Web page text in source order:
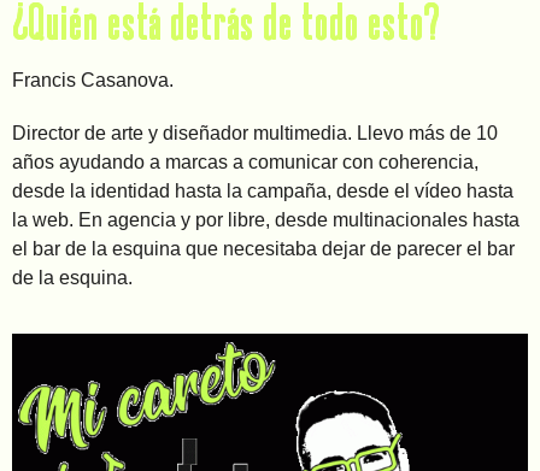
¿Quién está detrás de todo esto?
Francis Casanova.
Director de arte y diseñador multimedia. Llevo más de 10
años ayudando a marcas a comunicar con coherencia,
desde la identidad hasta la campaña, desde el vídeo hasta
la web. En agencia y por libre, desde multinacionales hasta
el bar de la esquina que necesitaba dejar de parecer el bar
de la esquina.